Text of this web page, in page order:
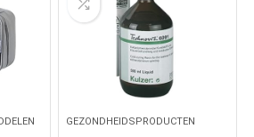
GEZONDHEIDSPRODUCTEN